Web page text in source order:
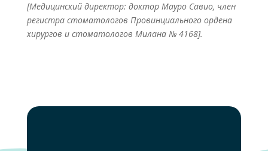
[Медицинский директор: доктор Мауро Савио, член
регистра стоматологов Провинциального ордена
хирургов и стоматологов Милана № 4168].